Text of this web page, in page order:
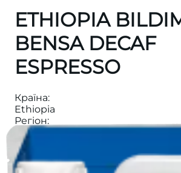
ETHIOPIA
BENSA DECAF
ESPRESSO
Країна:
Ethiopia
Регіон:
Oromia
Вага
1000
Висота: